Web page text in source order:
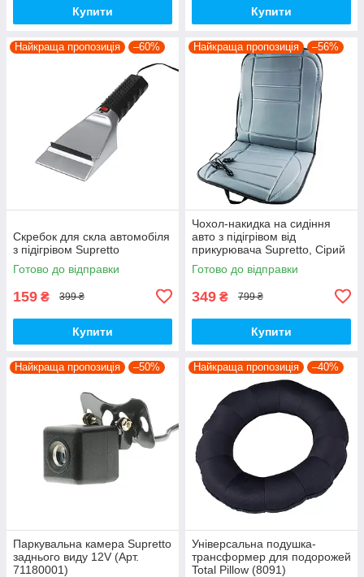
Купити Купити
Найкраща пропозиція –60%
Скребок для скла автомобіля
з підігрівом Supretto
Готово до відправки
159 ₴ 399 ₴
Купити
Найкраща пропозиція –56%
Чохол-накидка на сидіння
авто з підігрівом від
прикурювача Supretto, Сірий
Готово до відправки
349 ₴ 799 ₴
Купити
Найкраща пропозиція –50%
Паркувальна камера Supretto
заднього виду 12V (Арт.
71180001)
Найкраща пропозиція –40%
Універсальна подушка-
трансформер для подорожей
Total Pillow (8091)